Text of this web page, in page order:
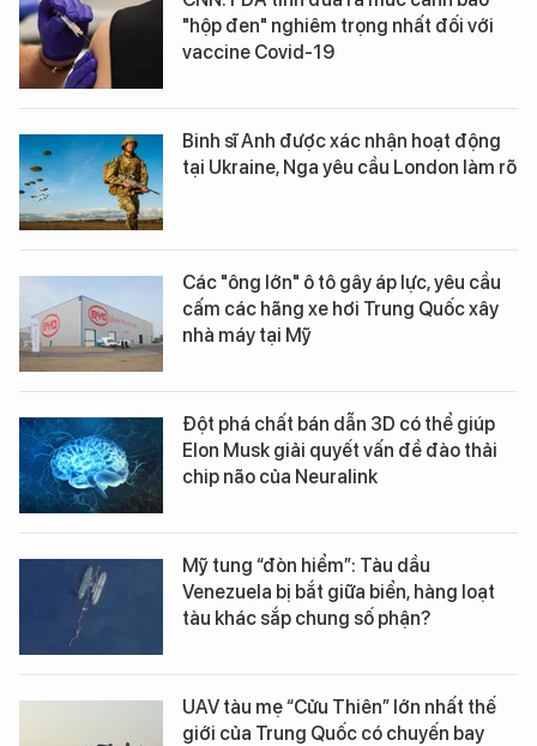
"hộp đen" nghiêm trọng nhất đối với
vaccine Covid-19
Binh sĩ Anh được xác nhận hoạt động
tại Ukraine, Nga yêu cầu London làm rõ
Các "ông lớn" ô tô gây áp lực, yêu cầu
cấm các hãng xe hơi Trung Quốc xây
nhà máy tại Mỹ
Đột phá chất bán dẫn 3D có thể giúp
Elon Musk giải quyết vấn đề đào thải
chip não của Neuralink
Mỹ tung “đòn hiểm”: Tàu dầu
Venezuela bị bắt giữa biển, hàng loạt
tàu khác sắp chung số phận?
UAV tàu mẹ “Cửu Thiên” lớn nhất thế
giới của Trung Quốc có chuyến bay